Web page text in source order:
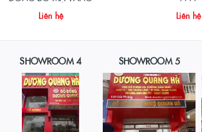
Liên hệ
Liên hệ
SHOWROOM 4 SHOWROOM 5